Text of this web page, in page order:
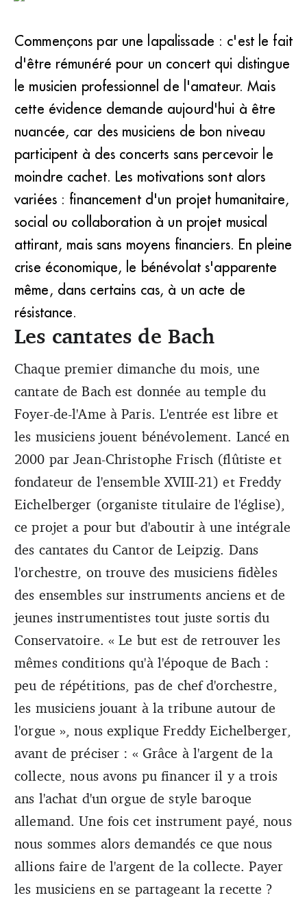
Commençons par une lapalissade : c'est le fait
d'être rémunéré pour un concert qui distingue
le musicien professionnel de l'amateur. Mais
cette évidence demande aujourd'hui à être
nuancée, car des musiciens de bon niveau
participent à des concerts sans percevoir le
moindre cachet. Les motivations sont alors
variées : financement d'un projet humanitaire,
social ou collaboration à un projet musical
attirant, mais sans moyens financiers. En pleine
crise économique, le bénévolat s'apparente
même, dans certains cas, à un acte de
résistance.
Les cantates de Bach
Chaque premier dimanche du mois, une
cantate de Bach est donnée au temple du
Foyer-de-l'Ame à Paris. L'entrée est libre et
les musiciens jouent bénévolement. Lancé en
2000 par Jean-Christophe Frisch (flûtiste et
fondateur de l'ensemble XVIII-21) et Freddy
Eichelberger (organiste titulaire de l'église),
ce projet a pour but d'aboutir à une intégrale
des cantates du Cantor de Leipzig. Dans
l'orchestre, on trouve des musiciens fidèles
des ensembles sur instruments anciens et de
jeunes instrumentistes tout juste sortis du
Conservatoire. « Le but est de retrouver les
mêmes conditions qu'à l'époque de Bach :
peu de répétitions, pas de chef d'orchestre,
les musiciens jouant à la tribune autour de
l'orgue », nous explique Freddy Eichelberger,
avant de préciser : « Grâce à l'argent de la
collecte, nous avons pu financer il y a trois
ans l'achat d'un orgue de style baroque
allemand. Une fois cet instrument payé, nous
nous sommes alors demandés ce que nous
allions faire de l'argent de la collecte. Payer
les musiciens en se partageant la recette ?